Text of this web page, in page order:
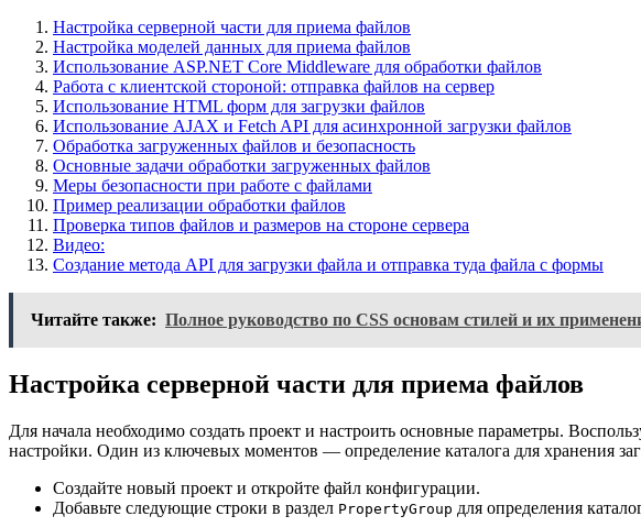
Настройка серверной части для приема файлов
Настройка моделей данных для приема файлов
Использование ASP.NET Core Middleware для обработки файлов
Работа с клиентской стороной: отправка файлов на сервер
Использование HTML форм для загрузки файлов
Использование AJAX и Fetch API для асинхронной загрузки файлов
Обработка загруженных файлов и безопасность
Основные задачи обработки загруженных файлов
Меры безопасности при работе с файлами
Пример реализации обработки файлов
Проверка типов файлов и размеров на стороне сервера
Видео:
Создание метода API для загрузки файла и отправка туда файла с формы
Читайте также: Полное руководство по CSS основам стилей и их
Настройка серверной части для приема файлов
Для начала необходимо создать проект и настроить основные параметры.
настройки. Один из ключевых моментов — определение каталога для хранения
Создайте новый проект и откройте файл конфигурации.
Добавьте следующие строки в раздел PropertyGroup для определения